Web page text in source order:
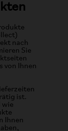
nach
Sie
von Ihnen
ist.
wie
Ihnen